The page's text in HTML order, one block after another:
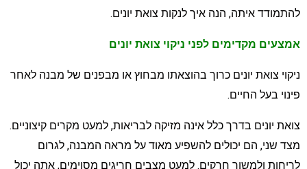
איתה, הנה איך לנקות צואת יונים.
מקדימים לפני ניקוי צואת יונים
צואת יונים כרוך בהוצאתו מבחוץ או מבפנים של מבנה לאחר
בעל החיים.
יונים בדרך כלל אינה מזיקה לבריאות, למעט מקרים קיצוניים.
שני, הם יכולים להשפיע מאוד על מראה המבנה, לגרום
ולמשוך חרקים. למעט מצבים חריגים מסוימים, אתה יכול